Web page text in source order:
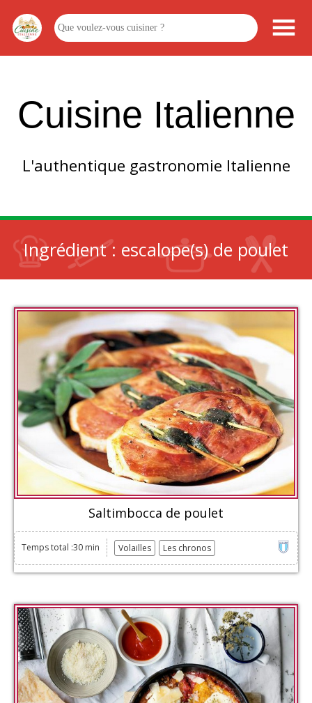
Cuisine Italienne
L'authentique gastronomie Italienne
Ingrédient : escalope(s) de poulet
Saltimbocca de poulet
Temps total :30 min Volailles Les chronos